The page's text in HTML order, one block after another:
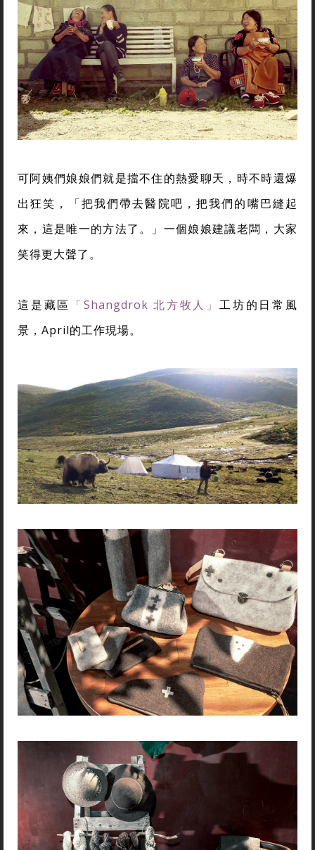
可阿姨們娘娘們就是擋不住的熱愛聊天，時不時還爆
出狂笑，「把我們帶去醫院吧，把我們的嘴巴縫起
來，這是唯一的方法了。」一個娘娘建議老闆，大家
笑得更大聲了。
這是藏區 「Shangdrok 北方牧人」 工坊的日常風
景，April的工作現場。